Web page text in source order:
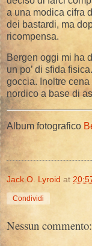
a una modica cifra
dei bastardi, ma
ricompensa.
Bergen oggi mi ha
un po’ di sfida
goccia. Inoltre
nordico a base di
Album fotografico
Jack O. Lyroid at
Condividi
Nessun commento: